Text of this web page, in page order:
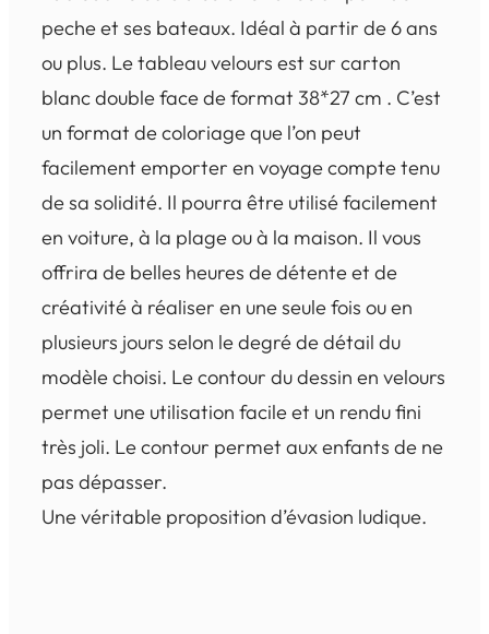
peche et ses bateaux. Idéal à partir de 6 ans
ou plus. Le tableau velours est sur carton
blanc double face de format 38*27 cm . C’est
un format de coloriage que l’on peut
facilement emporter en voyage compte tenu
de sa solidité. Il pourra être utilisé facilement
en voiture, à la plage ou à la maison. Il vous
offrira de belles heures de détente et de
créativité à réaliser en une seule fois ou en
plusieurs jours selon le degré de détail du
modèle choisi. Le contour du dessin en velours
permet une utilisation facile et un rendu fini
très joli. Le contour permet aux enfants de ne
pas dépasser.
Une véritable proposition d’évasion ludique.